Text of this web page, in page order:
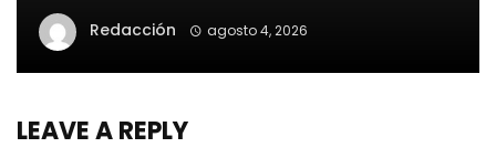
Redacción agosto 4, 2026
LEAVE A REPLY